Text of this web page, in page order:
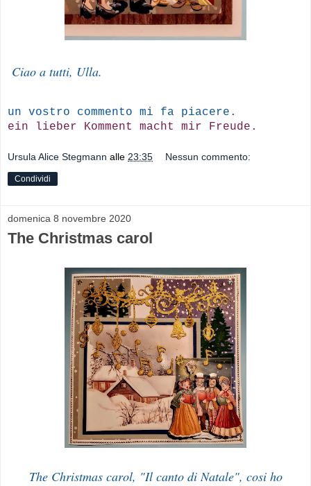
Ciao a tutti, Ulla.
un vostro commento mi fa piacere.
ein lieber Komment macht mir Freude.
Ursula Alice Stegmann alle 23:35 Nessun commento:
Condividi
domenica 8 novembre 2020
The Christmas carol
The Christmas carol, "Il canto di Natale", cosi ho